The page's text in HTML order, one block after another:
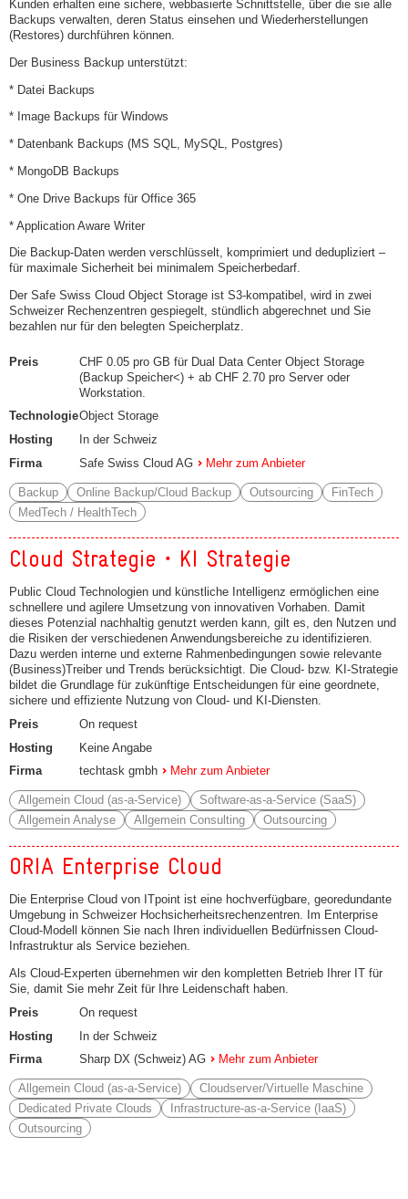
Kunden erhalten eine sichere, webbasierte Schnittstelle, über die sie alle
Backups verwalten, deren Status einsehen und Wiederherstellungen
(Restores) durchführen können.
Der Business Backup unterstützt:
* Datei Backups
* Image Backups für Windows
* Datenbank Backups (MS SQL, MySQL, Postgres)
* MongoDB Backups
* One Drive Backups für Office 365
* Application Aware Writer
Die Backup-Daten werden verschlüsselt, komprimiert und dedupliziert –
für maximale Sicherheit bei minimalem Speicherbedarf.
Der Safe Swiss Cloud Object Storage ist S3-kompatibel, wird in zwei
Schweizer Rechenzentren gespiegelt, stündlich abgerechnet und Sie
bezahlen nur für den belegten Speicherplatz.
Preis
CHF 0.05 pro GB für Dual Data Center Object Storage
(Backup Speicher<) + ab CHF 2.70 pro Server oder
Workstation.
TechnologieObject Storage
Hosting
In der Schweiz
Firma
Safe Swiss Cloud AG Mehr zum Anbieter
Backup Online Backup/Cloud Backup Outsourcing
FinTech
MedTech / HealthTech
Cloud Strategie・KI Strategie
Public Cloud Technologien und künstliche Intelligenz ermöglichen eine
schnellere und agilere Umsetzung von innovativen Vorhaben. Damit
dieses Potenzial nachhaltig genutzt werden kann, gilt es, den Nutzen und
die Risiken der verschiedenen Anwendungsbereiche zu identifizieren.
Dazu werden interne und externe Rahmenbedingungen sowie relevante
(Business)Treiber und Trends berücksichtigt. Die Cloud- bzw. KI-Strategie
bildet die Grundlage für zukünftige Entscheidungen für eine geordnete,
sichere und effiziente Nutzung von Cloud- und KI-Diensten.
Preis
On request
Hosting
Keine Angabe
Firma
techtask gmbh Mehr zum Anbieter
Allgemein Cloud (as-a-Service)
Software-as-a-Service (SaaS)
Allgemein Analyse
Allgemein Consulting Outsourcing
ORIA Enterprise Cloud
Die Enterprise Cloud von ITpoint ist eine hochverfügbare, georedundante
Umgebung in Schweizer Hochsicherheitsrechenzentren. Im Enterprise
Cloud-Modell können Sie nach Ihren individuellen Bedürfnissen Cloud-
Infrastruktur als Service beziehen.
Als Cloud-Experten übernehmen wir den kompletten Betrieb Ihrer IT für
Sie, damit Sie mehr Zeit für Ihre Leidenschaft haben.
Preis
On request
Hosting
In der Schweiz
Firma
Sharp DX (Schweiz) AG Mehr zum Anbieter
Allgemein Cloud (as-a-Service)
Cloudserver/Virtuelle Maschine
Dedicated Private Clouds
Infrastructure-as-a-Service (IaaS)
Outsourcing